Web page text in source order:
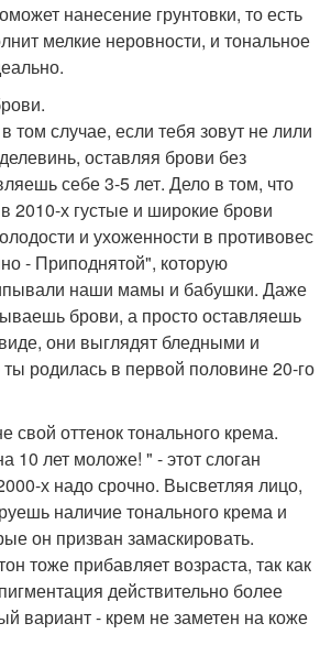
нанесение грунтовки, то есть
мелкие неровности, и тональное
том случае, если тебя зовут не лили
оставляя брови без
себе 3-5 лет. Дело в том, что
2010-х густые и широкие брови
и ухоженности в противовес
- Приподнятой", которую
наши мамы и бабушки. Даже
брови, а просто оставляешь
они выглядят бледными и
ты родилась в первой половине 20-го
свой оттенок тонального крема.
10 лет моложе! " - этот слоган
х надо срочно. Высветляя лицо,
наличие тонального крема и
он призван замаскировать.
тоже прибавляет возраста, так как
действительно более
вариант - крем не заметен на коже